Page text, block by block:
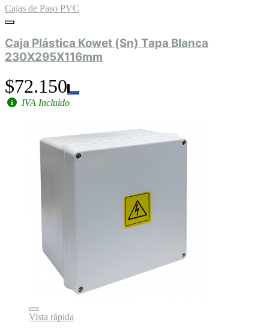
Cajas de Paso PVC
Caja Plástica Kowet (Sn) Tapa Blanca
230X295X116mm
$72.150
IVA Incluido
Vista rápida